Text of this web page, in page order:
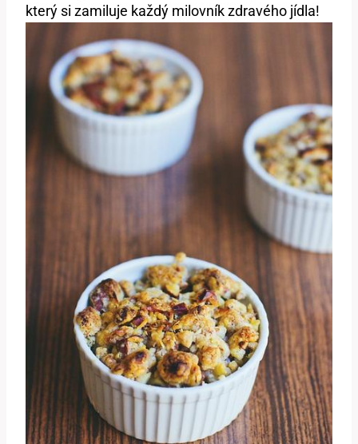
který si zamiluje každý milovník zdravého jídla!